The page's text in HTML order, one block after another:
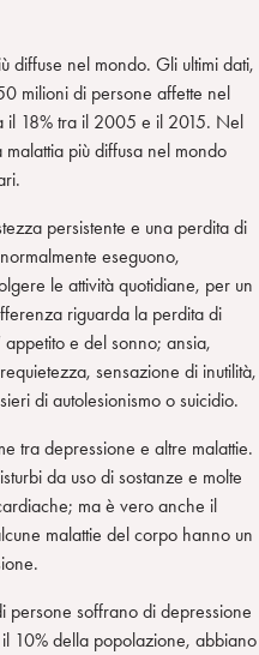
diffuse nel mondo. Gli ultimi dati,
milioni di persone affette nel
il 18% tra il 2005 e il 2015. Nel
più diffusa nel mondo
persistente e una perdita di
eseguono,
le attività quotidiane, per un
riguarda la perdita di
appetito e del sonno; ansia,
sensazione di inutilità,
di autolesionismo o suicidio.
tra depressione e altre malattie.
da uso di sostanze e molte
ma è vero anche il
malattie del corpo hanno un
persone soffrano di depressione
10% della popolazione, abbiano